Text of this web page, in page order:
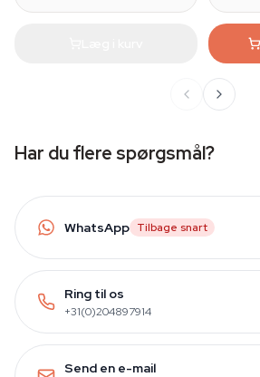
Har du flere spørgsmål?
WhatsApp Tilbage snart
Ring til os
+31(0)204897914
Send en e-mail